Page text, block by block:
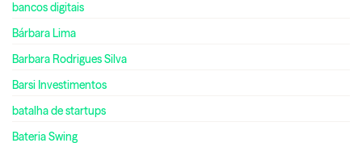
bancos digitais
Bárbara Lima
Barbara Rodrigues Silva
Barsi Investimentos
batalha de startups
Bateria Swing